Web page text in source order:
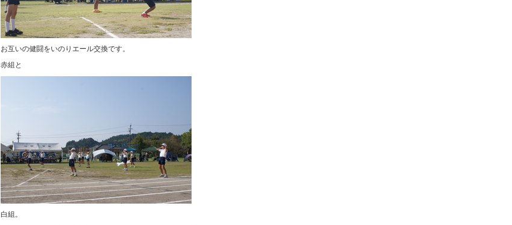
お互いの健闘をいのりエール交換です。
赤組と
白組。